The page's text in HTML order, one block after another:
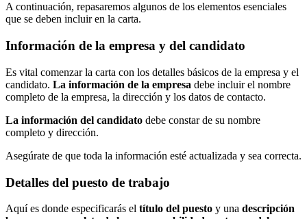
A continuación, repasaremos algunos de los elementos esenciales
que se deben incluir en la carta.
Información de la empresa y del candidato
Es vital comenzar la carta con los detalles básicos de la empresa y el
candidato. La información de la empresa debe incluir el nombre
completo de la empresa, la dirección y los datos de contacto.
La información del candidato debe constar de su nombre
completo y dirección.
Asegúrate de que toda la información esté actualizada y sea correcta.
Detalles del puesto de trabajo
Aquí es donde especificarás el título del puesto y una descripción